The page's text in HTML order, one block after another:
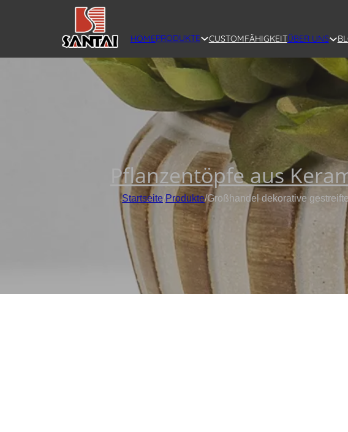
HOMEPRODUKTE CUSTOMFÄHIGKEITÜBER UNS
Pflanzentöpfe aus
Startseite/Produkte/Großhandel dekorative